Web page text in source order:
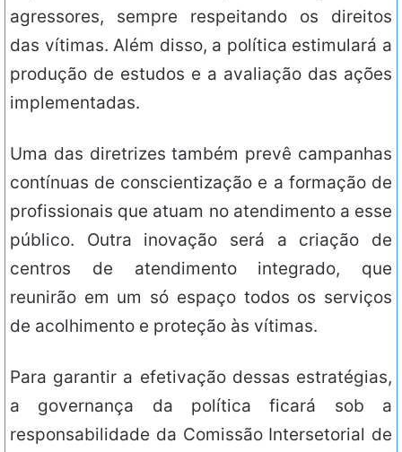
agressores, sempre respeitando os direitos
das vítimas. Além disso, a política estimulará a
produção de estudos e a avaliação das ações
implementadas.
Uma das diretrizes também prevê campanhas
contínuas de conscientização e a formação de
profissionais que atuam no atendimento a esse
público. Outra inovação será a criação de
centros de atendimento integrado, que
reunirão em um só espaço todos os serviços
de acolhimento e proteção às vítimas.
Para garantir a efetivação dessas estratégias,
a governança da política ficará sob a
responsabilidade da Comissão Intersetorial de